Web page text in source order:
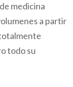
medicina
a partir
todo su